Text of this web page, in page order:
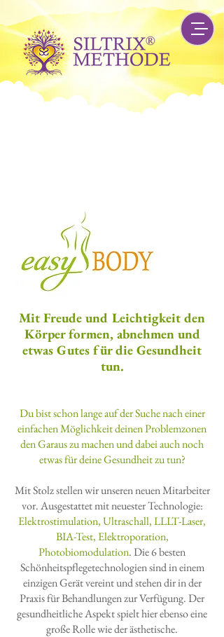
Du bist schon lange auf der Suche nach einer
einfachen Möglichkeit deinen Problemzonen
den Garaus zu machen und dabei auch noch
etwas für deine Gesundheit zu tun?
Mit Stolz stellen wir unseren neuen Mitarbeiter
vor. Ausgestattet mit neuester Technologie:
Elektrostimulation, Ultraschall, LLLT-Laser,
BIA-Test, Elektroporation,
Photobiomodulation. Die 6 besten
Schönheitspflegetechnologien sind in einem
einzigen Gerät vereint und stehen dir in der
Praxis für Behandlungen zur Verfügung. Der
gesundheitliche Aspekt spielt hier ebenso eine
große Rolle wie der ästhetische.
Mit Freude und Leichtigkeit den
Körper formen, abnehmen und
etwas Gutes für die Gesundheit
tun.